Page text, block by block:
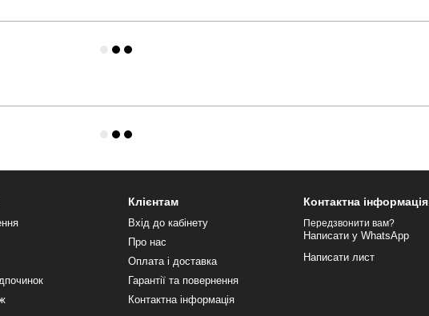
Клієнтам
Вхід до кабінету
Про нас
Оплата і доставка
Гарантії та повернення
Контактна інформація
Контактна інформація
Передзвонити вам?
Написати у WhatsApp
Написати лист